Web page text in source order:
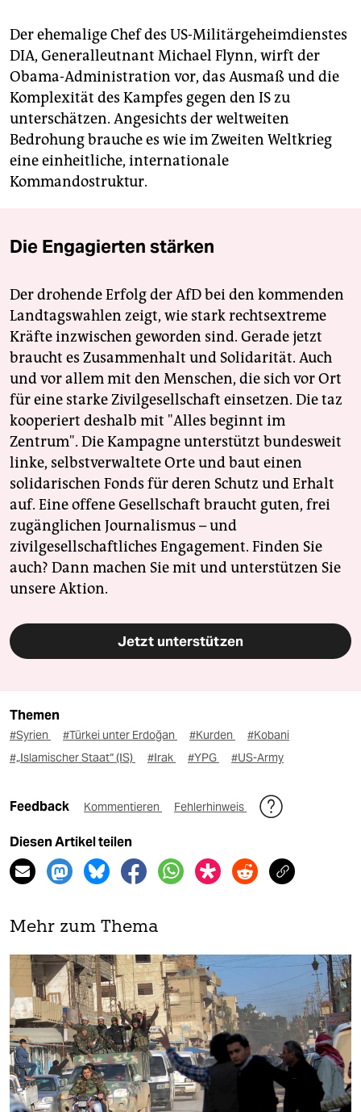
Der ehemalige Chef des US-Militärgeheimdienstes
DIA, Generalleutnant Michael Flynn, wirft der
Obama-Administration vor, das Ausmaß und die
Komplexität des Kampfes gegen den IS zu
unterschätzen. Angesichts der weltweiten
Bedrohung brauche es wie im Zweiten Weltkrieg
eine einheitliche, internationale
Kommandostruktur.
Die Engagierten stärken
Der drohende Erfolg der AfD bei den kommenden
Landtagswahlen zeigt, wie stark rechtsextreme
Kräfte inzwischen geworden sind. Gerade jetzt
braucht es Zusammenhalt und Solidarität. Auch
und vor allem mit den Menschen, die sich vor Ort
für eine starke Zivilgesellschaft einsetzen. Die taz
kooperiert deshalb mit "Alles beginnt im
Zentrum". Die Kampagne unterstützt bundesweit
linke, selbstverwaltete Orte und baut einen
solidarischen Fonds für deren Schutz und Erhalt
auf. Eine offene Gesellschaft braucht guten, frei
zugänglichen Journalismus – und
zivilgesellschaftliches Engagement. Finden Sie
auch? Dann machen Sie mit und unterstützen Sie
unsere Aktion.
Jetzt unterstützen
Themen
#Syrien #Türkei unter Erdoğan #Kurden
#Kobani
#„Islamischer Staat“ (IS)
#Irak #YPG #US-Army
Feedback Kommentieren Fehlerhinweis
Diesen Artikel teilen
Mehr zum Thema